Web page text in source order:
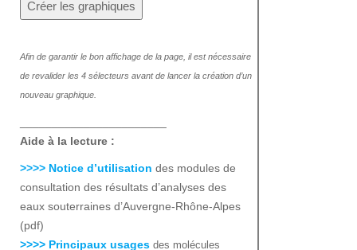
Afin de garantir le bon affichage de la page, il est nécessaire
de revalider les 4 sélecteurs avant de lancer la création d’un
nouveau graphique.
Aide à la lecture :
>>>> Notice d’utilisation des modules de
consultation des résultats d’analyses des
eaux souterraines d’Auvergne-Rhône-Alpes
(pdf)
>>>> Principaux usages des molécules